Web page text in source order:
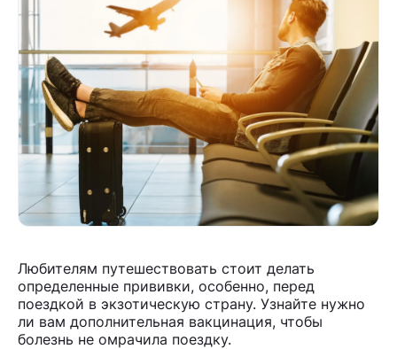
Любителям путешествовать стоит делать
определенные прививки, особенно, перед
поездкой в экзотическую страну. Узнайте нужно
ли вам дополнительная вакцинация, чтобы
болезнь не омрачила поездку.